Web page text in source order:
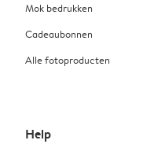
Mok bedrukken
Cadeaubonnen
Alle fotoproducten
Help